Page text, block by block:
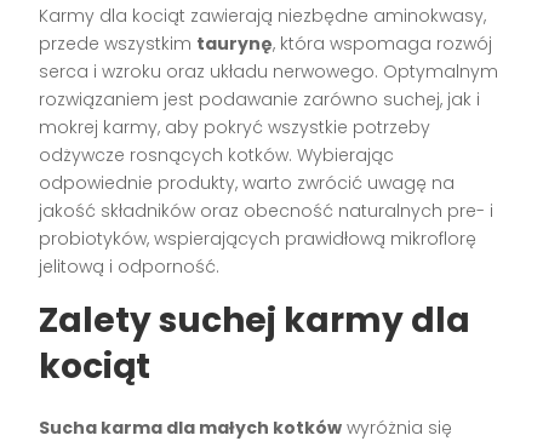
Karmy dla kociąt zawierają niezbędne aminokwasy,
przede wszystkim taurynę, która wspomaga rozwój
serca i wzroku oraz układu nerwowego. Optymalnym
rozwiązaniem jest podawanie zarówno suchej, jak i
mokrej karmy, aby pokryć wszystkie potrzeby
odżywcze rosnących kotków. Wybierając
odpowiednie produkty, warto zwrócić uwagę na
jakość składników oraz obecność naturalnych pre- i
probiotyków, wspierających prawidłową mikroflorę
jelitową i odporność.
Zalety suchej karmy dla
kociąt
Sucha karma dla małych kotków wyróżnia się